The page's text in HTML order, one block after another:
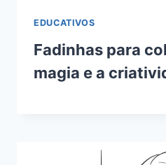
EDUCATIVOS
Fadinhas para
magia e a